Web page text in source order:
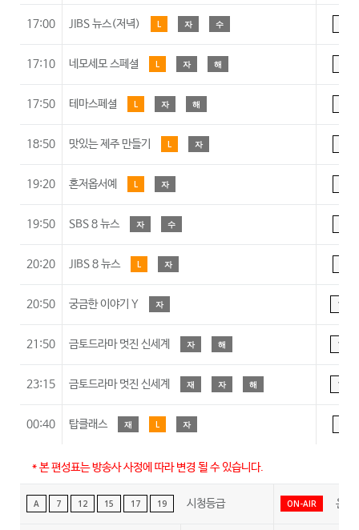
17:00 JIBS 뉴스(저녁) L 자 수
17:10 네모세모 스페셜 L 자 해
17:50 테마스페셜 L 자 해
18:50 맛있는 제주 만들기 L 자
19:20 혼저옵서예 L 자
19:50 SBS 8 뉴스 자 수
20:20 JIBS 8 뉴스 L 자
20:50 궁금한 이야기 Y 자 15
21:50 금토드라마 멋진 신세계 자 해 15
23:15 금토드라마 멋진 신세계 재 자 해 15
00:40 탑클래스 재 L 자
* 본 편성표는 방송사 사정에 따라 변경 될 수 있습니다.
A 7 12 15 17 19 시청등급 ON-AIR 온에